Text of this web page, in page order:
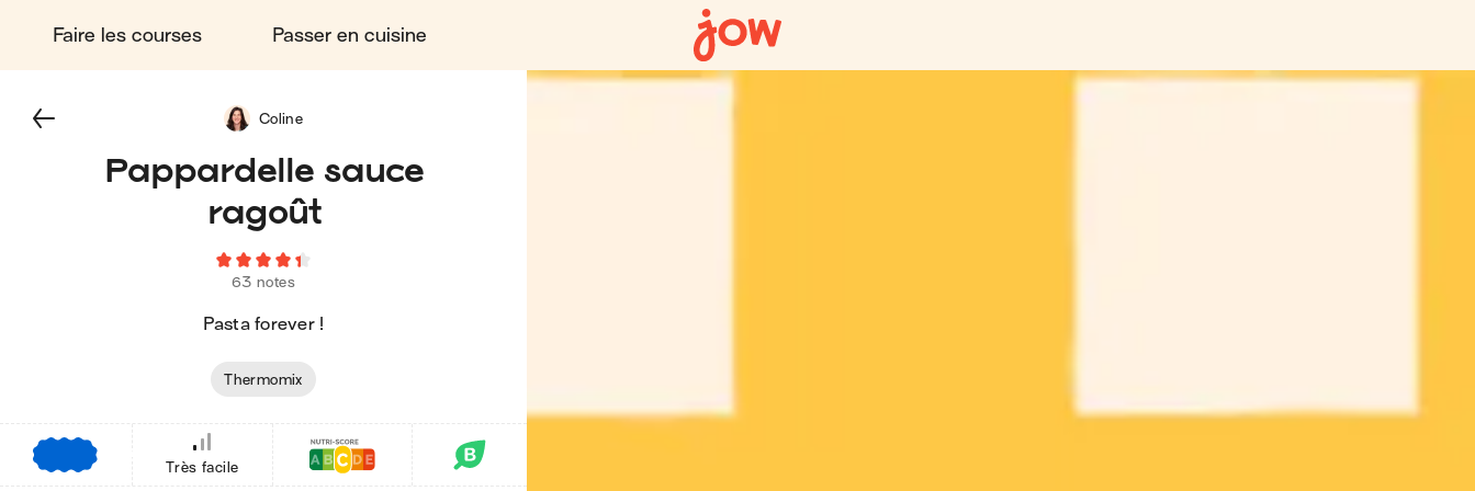
Faire les courses Passer en cuisine
Pappardelle sauce
ragoût
63 notes
Pasta forever !
Coline
Thermomix
Très facile